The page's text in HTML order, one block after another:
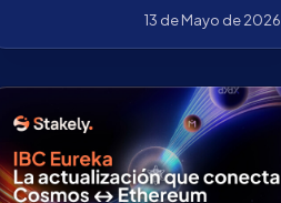
Hyperlane, verificación ZK y nuevas
comisiones para validadores de TIA.
13 de Mayo de 2026